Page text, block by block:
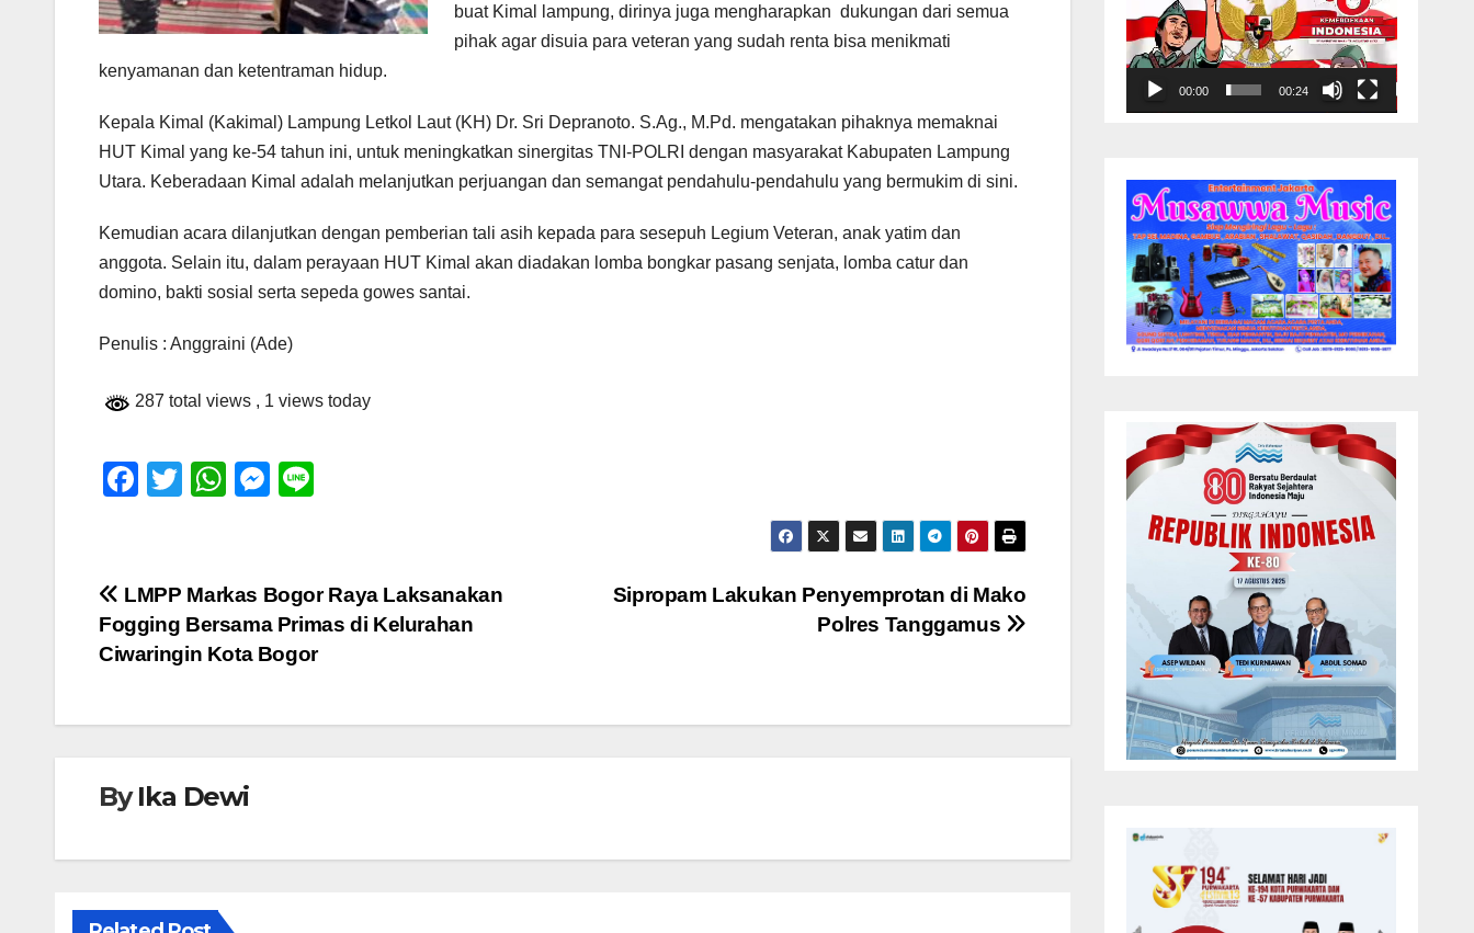
buat Kimal lampung, dirinya juga mengharapkan dukungan dari semua
pihak agar disuia para veteran yang sudah renta bisa menikmati
kenyamanan dan ketentraman hidup.
Kepala Kimal (Kakimal) Lampung Letkol Laut (KH) Dr. Sri Depranoto. S.Ag., M.Pd. mengatakan pihaknya memaknai
HUT Kimal yang ke-54 tahun ini, untuk meningkatkan sinergitas TNI-POLRI dengan masyarakat Kabupaten Lampung
Utara. Keberadaan Kimal adalah melanjutkan perjuangan dan semangat pendahulu-pendahulu yang bermukim di sini.
Kemudian acara dilanjutkan dengan pemberian tali asih kepada para sesepuh Legium Veteran, anak yatim dan
anggota. Selain itu, dalam perayaan HUT Kimal akan diadakan lomba bongkar pasang senjata, lomba catur dan
domino, bakti sosial serta sepeda gowes santai.
Penulis : Anggraini (Ade)
287 total views , 1 views today
F
e
b
o
k
T
er
W
s
A
p
M
e
n
g
Navigasi
pos
Sipropam Lakukan Penyemprotan di Mako
Polres Tanggamus
LMPP Markas Bogor Raya Laksanakan
Fogging Bersama Primas di Kelurahan
Ciwaringin Kota Bogor
ByIka Dewi
00:00 00:24